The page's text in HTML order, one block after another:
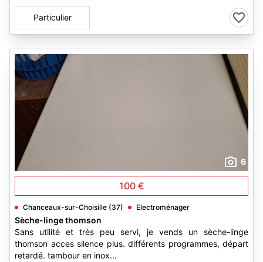
Particulier
6
100 €
Chanceaux-sur-Choisille (37) Electroménager
Sèche-linge thomson
Sans utilité et très peu servi, je vends un sèche-linge
thomson acces silence plus. différents programmes, départ
retardé. tambour en inox...